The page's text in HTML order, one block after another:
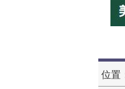
CSI-Z650电
位置